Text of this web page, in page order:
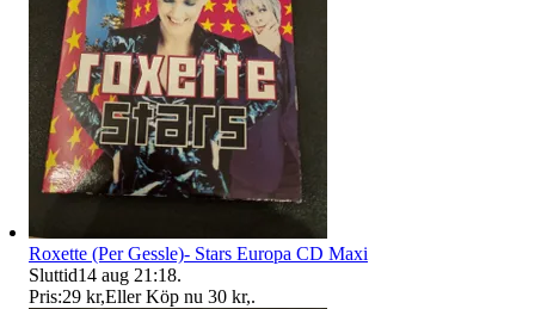
Roxette (Per Gessle)- Stars Europa CD Maxi
Sluttid14 aug 21:18.
Pris:29 kr,Eller Köp nu 30 kr,.